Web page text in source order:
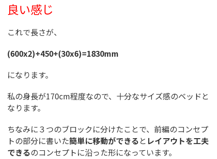
良い感じ
これで長さが、
(600x2)+450+(30x6)=1830mm
になります。
私の身長が170cm程度なので、十分なサイズ感のベッドと
なります。
ちなみに３つのブロックに分けたことで、前編のコンセプ
トの部分に書いた簡単に移動ができる と レイアウトを工夫
できるのコンセプトに沿った形になっています。